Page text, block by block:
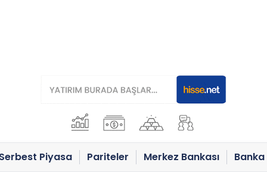
Piyasa Pariteler Merkez Bankası